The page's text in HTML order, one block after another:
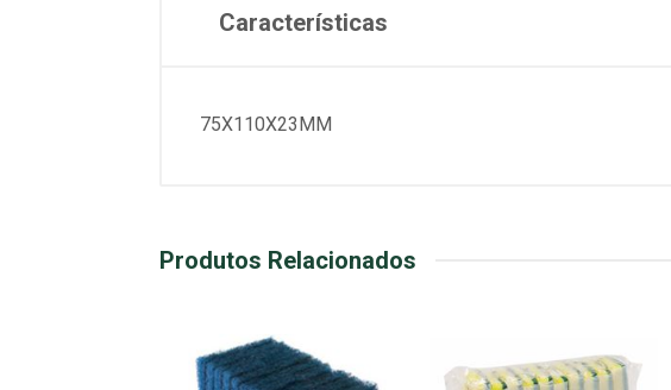
Características
75X110X23MM
Produtos Relacionados